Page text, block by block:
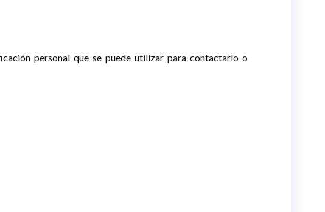
personal que se puede utilizar para contactarlo o